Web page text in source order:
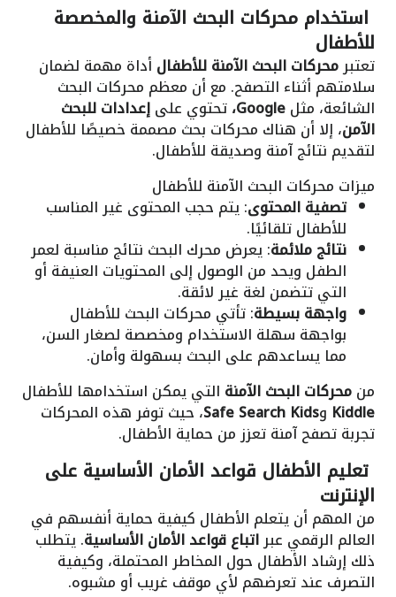
استخدام محركات البحث الآمنة والمخصصة
للأطفال
تعتبرمحركات البحث الآمنة للأطفال أداة مهمة لضمان
سلامتهم أثناء التصفح. مع أن معظم محركات البحث
الشائعة، مثل تحتوي علىإعدادات للبحث
الآمن، إلا أن هناك محركات بحث مصممة خصيصًا للأطفال
لتقديم نتائج آمنة وصديقة للأطفال.
ميزات محركات البحث الآمنة للأطفال
تصفية المحتوى: يتم حجب المحتوى غير المناسب
للأطفال تلقائيًا.
نتائج ملائمة: يعرض محرك البحث نتائج مناسبة لعمر
الطفل ويحد من الوصول إلى المحتويات العنيفة أو
التي تتضمن لغة غير لائقة.
واجهة بسيطة: تأتي محركات البحث للأطفال
بواجهة سهلة الاستخدام ومخصصة لصغار السن،
مما يساعدهم على البحث بسهولة وأمان.
منمحركات البحث الآمنة التي يمكن استخدامها للأطفال
Kiddle وSafe Search Kids، حيث توفر هذه المحركات
تجربة تصفح آمنة تعزز من حماية الأطفال.
تعليم الأطفال قواعد الأمان الأساسية على
الإنترنت
من المهم أن يتعلم الأطفال كيفية حماية أنفسهم في
العالم الرقمي عبراتباع قواعد الأمان الأساسية. يتطلب
ذلك إرشاد الأطفال حول المخاطر المحتملة، وكيفية
التصرف عند تعرضهم لأي موقف غريب أو مشبوه.